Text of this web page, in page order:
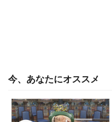
今、あなたにオススメ